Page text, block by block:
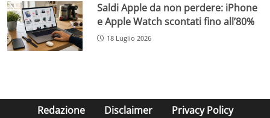
Saldi Apple da non perdere: iPhone
e Apple Watch scontati fino all’80%
18 Luglio 2026
Redazione Disclaimer Privacy Policy